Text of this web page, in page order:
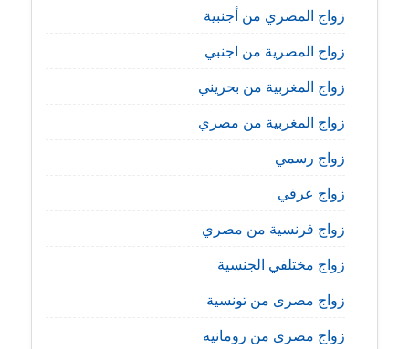
زواج المصري من أجنبية
زواج المصرية من اجنبي
زواج المغربية من بحريني
زواج المغربية من مصري
زواج رسمي
زواج عرفي
زواج فرنسية من مصري
زواج مختلفي الجنسية
زواج مصرى من تونسية
زواج مصرى من رومانيه